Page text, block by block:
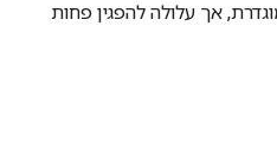
אך עלולה להפגין פחות